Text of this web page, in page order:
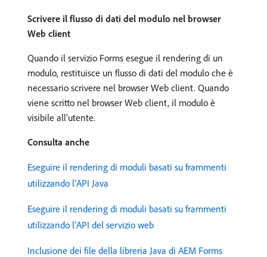
Scrivere il flusso di dati del modulo nel browser
Web client
Quando il servizio Forms esegue il rendering di un
modulo, restituisce un flusso di dati del modulo che è
necessario scrivere nel browser Web client. Quando
viene scritto nel browser Web client, il modulo è
visibile all'utente.
Consulta anche
Eseguire il rendering di moduli basati su frammenti
utilizzando l’API Java
Eseguire il rendering di moduli basati su frammenti
utilizzando l’API del servizio web
Inclusione dei file della libreria Java di AEM Forms